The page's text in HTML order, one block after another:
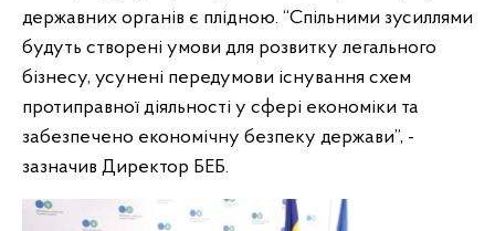
державних органів є плідною. “Спільними зусиллями
будуть створені умови для розвитку легального
бізнесу, усунені передумови існування схем
протиправної діяльності у сфері економіки та
забезпечено економічну безпеку держави”, -
зазначив Директор БЕБ.